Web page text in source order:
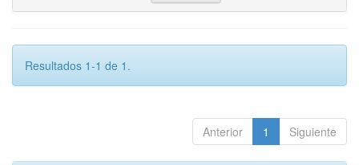
Resultados 1-1 de 1.
Anterior 1 Siguiente